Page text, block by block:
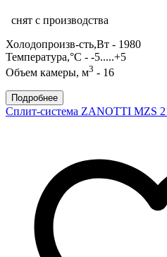
снят с производства
Холодопроизв-сть,Вт - 1980
Температура,°С - -5.....+5
Объем камеры, м3 - 16
Подробнее
Сплит-система ZANOTTI MZS